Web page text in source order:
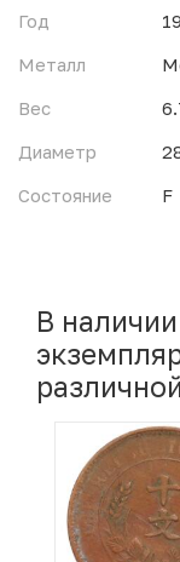
Год
Металл
Вес
Диаметр
Состояние
F
В